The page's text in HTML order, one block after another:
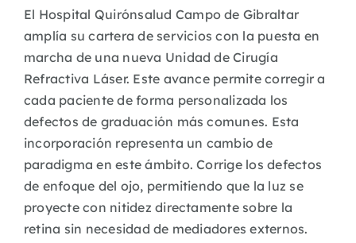
El Hospital Quirónsalud Campo de Gibraltar
amplía su cartera de servicios con la puesta en
marcha de una nueva Unidad de Cirugía
Refractiva Láser. Este avance permite corregir a
cada paciente de forma personalizada los
defectos de graduación más comunes. Esta
incorporación representa un cambio de
paradigma en este ámbito. Corrige los defectos
de enfoque del ojo, permitiendo que la luz se
proyecte con nitidez directamente sobre la
retina sin necesidad de mediadores externos.